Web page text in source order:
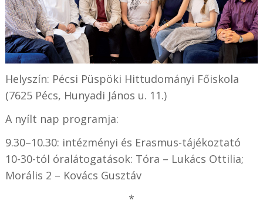
Helyszín: Pécsi Püspöki Hittudományi Főiskola
(7625 Pécs, Hunyadi János u. 11.)
A nyílt nap programja:
9.30–10.30: intézményi és Erasmus-tájékoztató
10-30-tól óralátogatások: Tóra – Lukács Ottilia;
Morális 2 – Kovács Gusztáv
*